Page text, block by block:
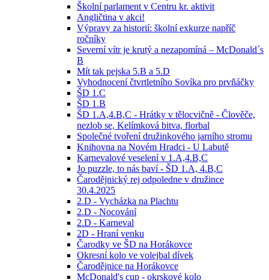
Školní parlament v Centru kr. aktivit
Angličtina v akci!
Výpravy za historií: školní exkurze napříč
ročníky
Severní vítr je krutý a nezapomíná – McDonald´s
B
Mít tak pejska 5.B a 5.D
Vyhodnocení čtvrtletního Sovíka pro prvňáčky
ŠD 1.C
ŠD 1.B
ŠD 1.A,4.B,C - Hrátky v tělocvičně - Člověče,
nezlob se, Kelímková bitva, florbal
Společné tvoření družinkového jarního stromu
Knihovna na Novém Hradci - U Labutě
Karnevalové veselení v 1.A,4.B,C
Jo puzzle, to nás baví - ŠD 1.A, 4.B,C
Čarodějnický rej odpoledne v družince
30.4.2025
2.D - Vycházka na Plachtu
2.D - Nocování
2.D - Karneval
2D - Hraní venku
Čarodky ve ŠD na Horákovce
Okresní kolo ve volejbal dívek
Čarodějnice na Horákovce
McDonald's cup - okrskové kolo